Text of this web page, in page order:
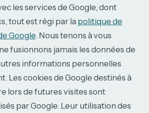
les services de Google, dont
tout est régi par la politique de
Google. Nous tenons à vous
fusionnons jamais les données de
informations personnelles
Les cookies de Google destinés à
lors de futures visites sont
par Google. Leur utilisation des